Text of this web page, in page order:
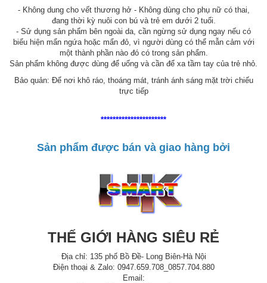
- Không dung cho vết thương hở - Không dùng cho phụ nữ có thai,
đang thời kỳ nuôi con bú và trẻ em dưới 2 tuổi.
- Sử dụng sản phẩm bên ngoài da, cần ngừng sử dụng ngay nếu có
biểu hiện mẩn ngứa hoặc mẩn đỏ, vì người dùng có thể mẫn cảm với
một thành phần nào đó có trong sản phẩm.
Sản phẩm không được dùng để uống và cần để xa tầm tay của trẻ nhỏ.
Bảo quản: Để nơi khô ráo, thoáng mát, tránh ánh sáng mặt trời chiếu
trực tiếp
**********************
Sản phẩm được bán và giao hàng bởi
THẾ GIỚI HÀNG SIÊU RẺ
Địa chỉ: 135 phố Bồ Đề- Long Biên-Hà Nội
Điện thoại & Zalo: 0947.659.708_0857.704.880
Email: